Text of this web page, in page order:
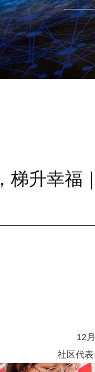
梯升幸福
12
社区代